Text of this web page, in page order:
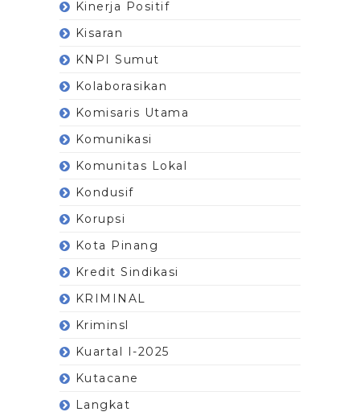
Kinerja Positif
Kisaran
KNPI Sumut
Kolaborasikan
Komisaris Utama
Komunikasi
Komunitas Lokal
Kondusif
Korupsi
Kota Pinang
Kredit Sindikasi
KRIMINAL
Kriminsl
Kuartal I-2025
Kutacane
Langkat